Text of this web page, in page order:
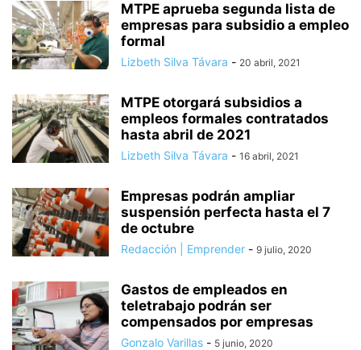
MTPE aprueba segunda lista de
empresas para subsidio a empleo
formal
Lizbeth Silva Távara - 20 abril, 2021
MTPE otorgará subsidios a
empleos formales contratados
hasta abril de 2021
Lizbeth Silva Távara - 16 abril, 2021
Empresas podrán ampliar
suspensión perfecta hasta el 7
de octubre
Redacción | Emprender - 9 julio, 2020
Gastos de empleados en
teletrabajo podrán ser
compensados por empresas
Gonzalo Varillas - 5 junio, 2020